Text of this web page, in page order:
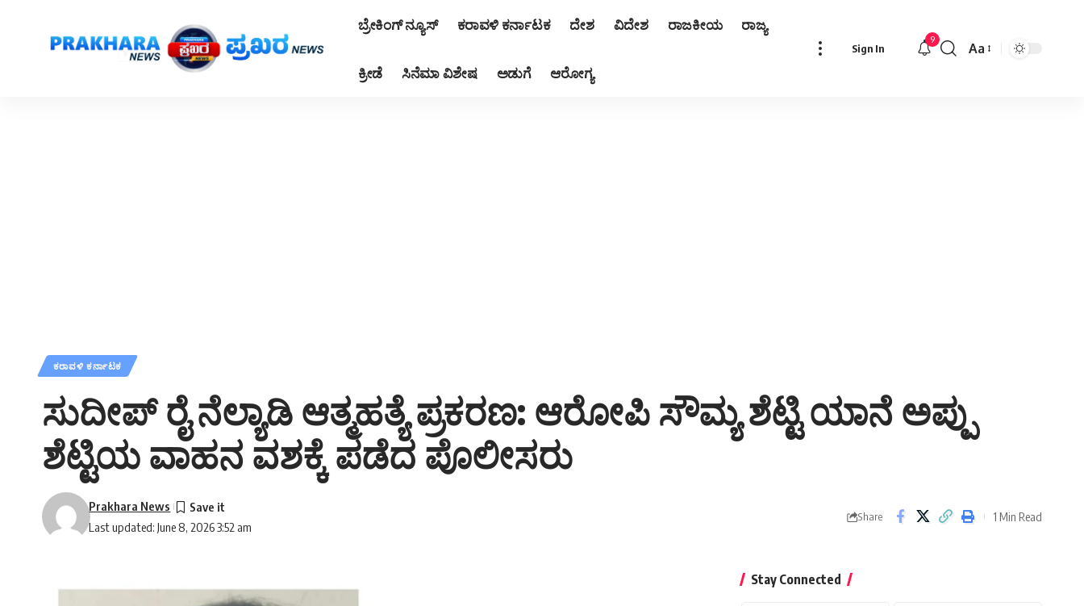
ಬ್ರೇಕಿಂಗ್ ನ್ಯೂಸ್ ಕರಾವಳಿ ಕರ್ನಾಟಕ ದೇಶ ವಿದೇಶ ರಾಜಕೀಯ ರಾಜ್ಯ
ಕ್ರೀಡೆ ಸಿನೆಮಾ ವಿಶೇಷ ಅಡುಗೆ ಆರೋಗ್ಯ
Sign In
9
Font
Aa
ಕರಾವಳಿ ಕರ್ನಾಟಕ
ಸುದೀಪ್ ರೈ ನೆಲ್ಯಾಡಿ ಆತ್ಮಹತ್ಯೆ ಪ್ರಕರಣ: ಆರೋಪಿ ಸೌಮ್ಯ ಶೆಟ್ಟಿ ಯಾನೆ ಅಪ್ಪು
ಶೆಟ್ಟಿಯ ವಾಹನ ವಶಕ್ಕೆ ಪಡೆದ ಪೊಲೀಸರು
Last updated: June 8, 2026 3:52 am
Prakhara News
Share 1 Min Read
Stay Connected